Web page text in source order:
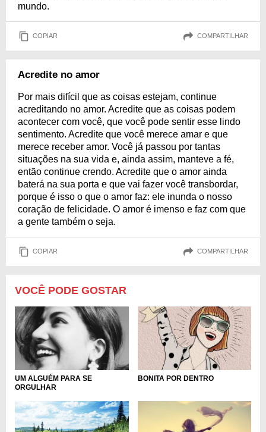
mundo.
COPIAR COMPARTILHAR
Acredite no amor
Por mais difícil que as coisas estejam, continue
acreditando no amor. Acredite que as coisas podem
acontecer com você, que você pode sentir esse lindo
sentimento. Acredite que você merece amar e que
merece receber amor. Você já passou por tantas
situações na sua vida e, ainda assim, manteve a fé,
então continue crendo. Acredite que o amor ainda
baterá na sua porta e que vai fazer você transbordar,
porque é isso o que o amor faz: ele inunda o nosso
coração de felicidade. O amor é imenso e faz com que
a gente também o seja.
COPIAR COMPARTILHAR
VOCÊ PODE GOSTAR
UM ALGUÉM PARA SE
ORGULHAR
BONITA POR DENTRO